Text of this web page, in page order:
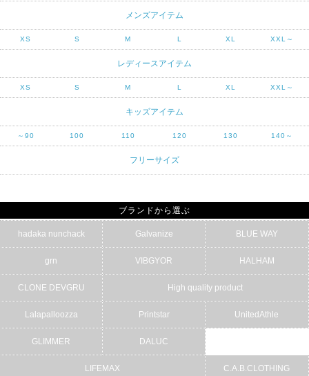
メンズアイテム
XS S M L XL XXL～
レディースアイテム
XS S M L XL XXL～
キッズアイテム
～90 100 110 120 130 140～
フリーサイズ
ブランドから選ぶ
hadaka nunchack Galvanize BLUE WAY
grn VIBGYOR HALHAM
CLONE DEVGRU High quality product
Lalapalloozza Printstar UnitedAthle
GLIMMER DALUC
LIFEMAX C.A.B.CLOTHING